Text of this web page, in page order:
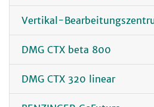
Vertikal-
DMG CTX beta 800
DMG CTX 320 linear